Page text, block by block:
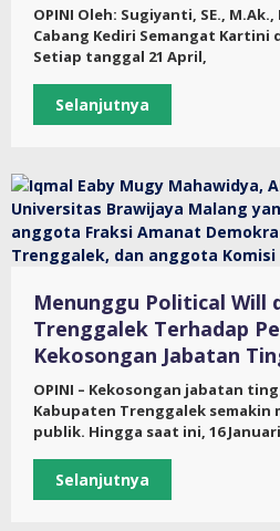
OPINI Oleh: Sugiyanti, SE., M.Ak.,
Cabang Kediri Semangat Kartini
Setiap tanggal 21 April,
Selanjutnya
Menunggu Political Will
Trenggalek Terhadap
Kekosongan Jabatan
OPINI – Kekosongan jabatan
Kabupaten Trenggalek semakin
publik. Hingga saat ini, 16 Januari
Selanjutnya